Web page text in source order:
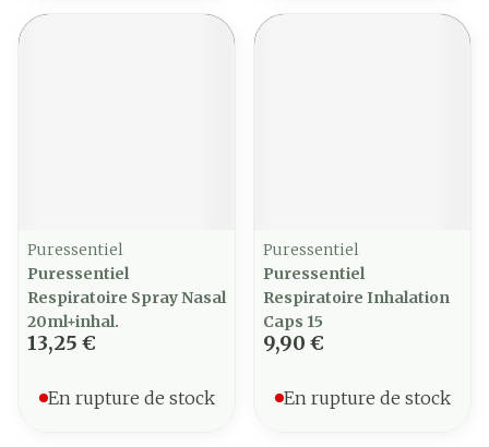
Puressentiel
Puressentiel
Respiratoire Spray Nasal
20ml+inhal.
13,25 €
En rupture de stock
Puressentiel
Puressentiel
Respiratoire Inhalation
Caps 15
9,90 €
En rupture de stock